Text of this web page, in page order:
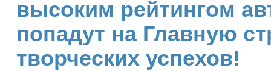
высоким рейтингом
попадут на Главную
творческих успехов!